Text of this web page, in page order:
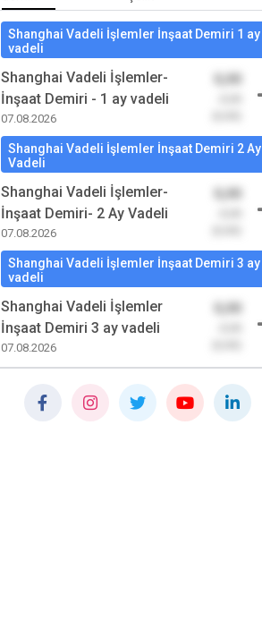
Shanghai Vadeli İşlemler İnşaat Demiri 1 ay
vadeli
Shanghai Vadeli İşlemler-
İnşaat Demiri - 1 ay vadeli
07.08.2026
Shanghai Vadeli İşlemler İnşaat Demiri 2 Ay
Vadeli
Shanghai Vadeli İşlemler-
İnşaat Demiri- 2 Ay Vadeli
07.08.2026
Shanghai Vadeli İşlemler İnşaat Demiri 3 ay
vadeli
Shanghai Vadeli İşlemler
İnşaat Demiri 3 ay vadeli
07.08.2026